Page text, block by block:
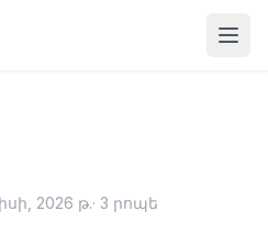
2026 թ.· 3 րոպե